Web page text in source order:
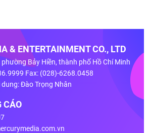
& ENTERTAINMENT CO., LTD
Bảy Hiền, thành phố Hồ Chí Minh
Fax: (028)-6268.0458
Đào Trọng Nhân
CÁO